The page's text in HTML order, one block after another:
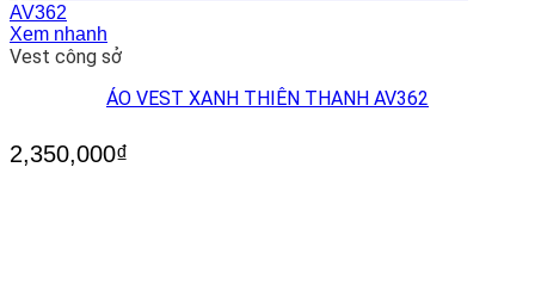
Xem nhanh
Vest công sở
ÁO VEST XANH THIÊN THANH AV362
2,350,000₫